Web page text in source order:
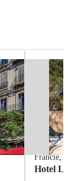
Francie,
Hotel